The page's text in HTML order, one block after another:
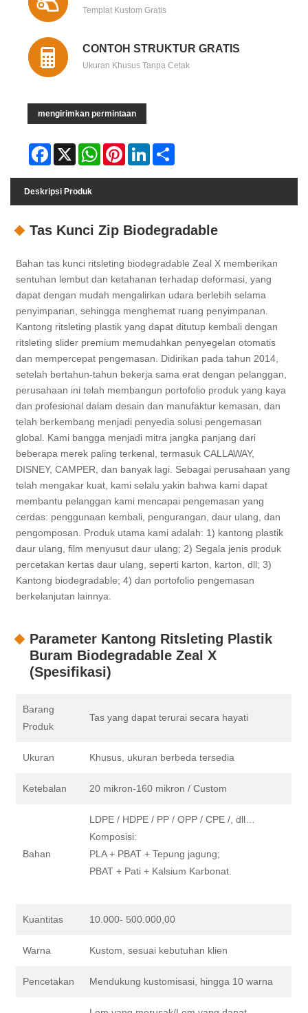
Templat Kustom Gratis
CONTOH STRUKTUR GRATIS
Ukuran Khusus Tanpa Cetak
mengirimkan permintaan
Facebook
X WhatsAppPinterestLinkedIn
Deskripsi Produk
Tas Kunci Zip Biodegradable
Bahan tas kunci ritsleting biodegradable Zeal X memberikan
sentuhan lembut dan ketahanan terhadap deformasi, yang
dapat dengan mudah mengalirkan udara berlebih selama
penyimpanan, sehingga menghemat ruang penyimpanan.
Kantong ritsleting plastik yang dapat ditutup kembali dengan
ritsleting slider premium memudahkan penyegelan otomatis
dan mempercepat pengemasan. Didirikan pada tahun 2014,
setelah bertahun-tahun bekerja sama erat dengan pelanggan,
perusahaan ini telah membangun portofolio produk yang kaya
dan profesional dalam desain dan manufaktur kemasan, dan
telah berkembang menjadi penyedia solusi pengemasan
global. Kami bangga menjadi mitra jangka panjang dari
beberapa merek paling terkenal, termasuk CALLAWAY,
DISNEY, CAMPER, dan banyak lagi. Sebagai perusahaan yang
telah mengakar kuat, kami selalu yakin bahwa kami dapat
membantu pelanggan kami mencapai pengemasan yang
cerdas: penggunaan kembali, pengurangan, daur ulang, dan
pengomposan. Produk utama kami adalah: 1) kantong plastik
daur ulang, film menyusut daur ulang; 2) Segala jenis produk
percetakan kertas daur ulang, seperti karton, karton, dll; 3)
Kantong biodegradable; 4) dan portofolio pengemasan
berkelanjutan lainnya.
Parameter Kantong Ritsleting Plastik
Buram Biodegradable Zeal X
(Spesifikasi)
Barang
Produk
Tas yang dapat terurai secara hayati
Ukuran Khusus, ukuran berbeda tersedia
Ketebalan 20 mikron-160 mikron / Custom
Bahan
LDPE / HDPE / PP / OPP / CPE /, dll…
Komposisi:
PLA + PBAT + Tepung jagung;
PBAT + Pati + Kalsium Karbonat.
Kuantitas 10.000- 500.000,00
Warna Kustom, sesuai kebutuhan klien
Pencetakan Mendukung kustomisasi, hingga 10 warna